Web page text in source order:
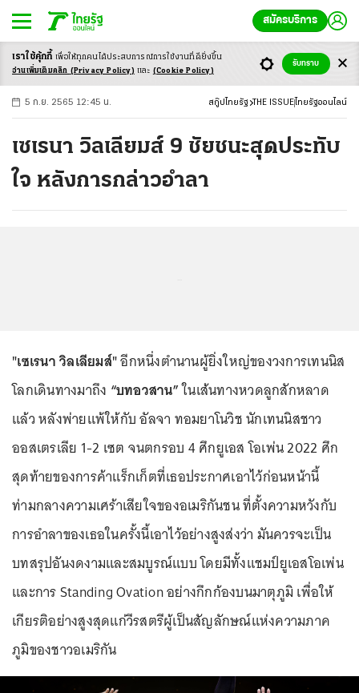
สมัครบริการ
-ก ก ก+
5 ก.ย. 2565 12:45 น. สกู๊ปไทยรัฐ THE ISSUEไทยรัฐออนไลน์
เซเรนา วิลเลียมส์ 9 ชัยชนะสุดประทับ
ใจ หลังการกล่าวอำลา
"เซเรนา วิลเลียมส์"อีกหนึ่งตำนานผู้ยิ่งใหญ่ของวงการเทนนิส
โลกเดินทางมาถึง “บทอวสาน”ในเส้นทางหวดลูกสักหลาด
แล้ว หลังพ่ายแพ้ให้กับ อัลจา ทอมยาโนวิช นักเทนนิสชาว
ออสเตรเลีย 1-2 เซต จนตกรอบ 4 ศึกยูเอส โอเพ่น 2022 ศึก
สุดท้ายของการค้าแร็กเก็ตที่เธอประกาศเอาไว้ก่อนหน้านี้
ท่ามกลางความเศร้าเสียใจของอเมริกันชน ที่ตั้งความหวังกับ
การอำลาของเธอในครั้งนี้เอาไว้อย่างสูงส่งว่า มันควรจะเป็น
บทสรุปอันงดงามและสมบูรณ์แบบ โดยมีทั้งแชมป์ยูเอสโอเพ่น
และการ Standing Ovation อย่างกึกก้องบนมาตุภูมิ เพื่อให้
เกียรติอย่างสูงสุดแก่วีรสตรีผู้เป็นสัญลักษณ์แห่งความภาค
ภูมิของชาวอเมริกัน
เราใช้คุ้กกี้ เพื่อให้ทุกคนได้ประสบการณ์การใช้งานที่ดียิ่งขึ้น
อ่านเพิ่มเติมคลิก (Privacy Policy) และ (Cookie Policy)
รับทราบ